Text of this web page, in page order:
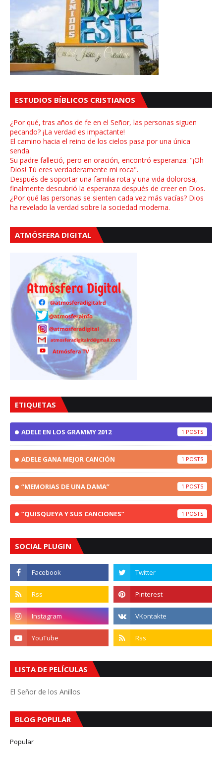
ESTUDIOS BÍBLICOS CRISTIANOS
¿Por qué, tras años de fe en el Señor, las personas siguen
pecando? ¡La verdad es impactante!
El camino hacia el reino de los cielos pasa por una única
senda.
Su padre falleció, pero en oración, encontró esperanza: "¡Oh
Dios! Tú eres verdaderamente mi roca".
Después de soportar una familia rota y una vida dolorosa,
finalmente descubrió la esperanza después de creer en Dios.
¿Por qué las personas se sienten cada vez más vacías? Dios
ha revelado la verdad sobre la sociedad moderna.
ATMÓSFERA DIGITAL
ETIQUETAS
ADELE EN LOS GRAMMY 2012 1
ADELE GANA MEJOR CANCIÓN 1
“MEMORIAS DE UNA DAMA” 1
“QUISQUEYA Y SUS CANCIONES” 1
SOCIAL PLUGIN
LISTA DE PELÍCULAS
El Señor de los Anillos
BLOG POPULAR
Popular